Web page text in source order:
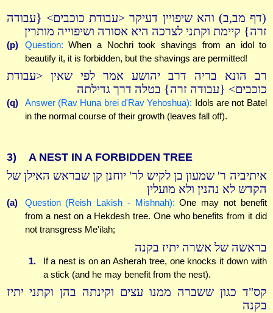
(דף מב,ב) והא שיפויין דעיקר <עבודת כוכבים> {עבודה
זרה} קיימת וקתני לצרכה היא אסורה ושיפוייה מותרין
(p) Question: When a Nochri took shavings from an idol to
beautify it, it is forbidden, but the shavings are permitted!
רב הונא בריה דרב יהושע אמר לפי שאין <עבודת
כוכבים> {עבודה זרה} בטלה דרך גדילתה
(q) Answer (Rav Huna brei d'Rav Yehoshua): Idols are not Batel
in the normal course of their growth (leaves fall off).
3) A NEST IN A FORBIDDEN TREE
איתיביה ר' שמעון בן לקיש לר' יוחנן קן שבראש האילן של
הקדש לא נהנין ולא מועלין
(a) Question (Reish Lakish - Mishnah): One may not benefit
from a nest on a Hekdesh tree. One who benefits from it did
not transgress Me'ilah;
בראשה של אשרה יתיז בקנה
1.
If a nest is on an Asherah tree, one knocks it down with
a stick (and he may benefit from the nest).
קס"ד כגון ששברה ממנו עצים וקינתה בהן וקתני יתיז
בקנה